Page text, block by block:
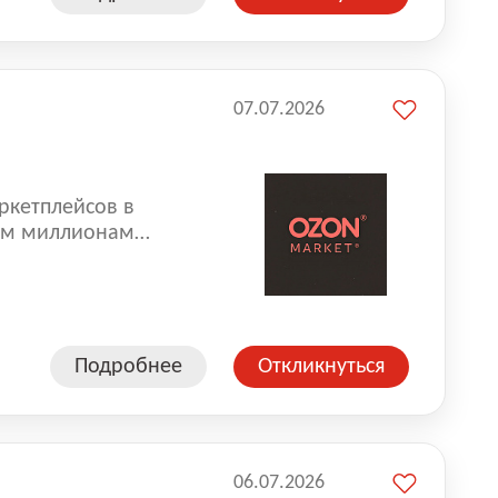
в
миллионам
сети, где
Ozon
Подробнее
07.07.2026
Откликнуться
06.07.2026